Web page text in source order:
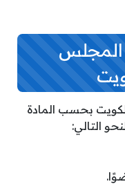
بحسب المادة